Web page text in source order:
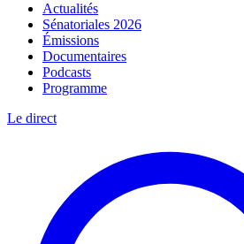
Actualités
Sénatoriales 2026
Émissions
Documentaires
Podcasts
Programme
Le direct